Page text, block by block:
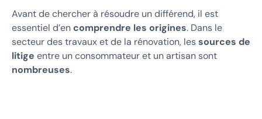
Avant de chercher à résoudre un différend, il est
essentiel d’encomprendre les origines. Dans le
secteur des travaux et de la rénovation, lessources de
litige entre un consommateur et un artisan sont
nombreuses.